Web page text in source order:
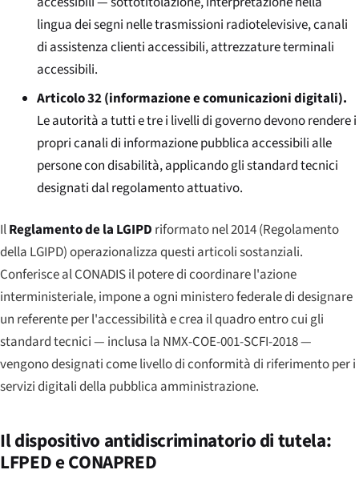
lingua dei segni nelle trasmissioni radiotelevisive, canali
di assistenza clienti accessibili, attrezzature terminali
accessibili.
Articolo 32 (informazione e comunicazioni digitali).
Le autorità a tutti e tre i livelli di governo devono rendere i
propri canali di informazione pubblica accessibili alle
persone con disabilità, applicando gli standard tecnici
designati dal regolamento attuativo.
IlReglamento de la LGIPD riformato nel 2014 (Regolamento
della LGIPD) operazionalizza questi articoli sostanziali.
Conferisce al CONADIS il potere di coordinare l'azione
interministeriale, impone a ogni ministero federale di designare
un referente per l'accessibilità e crea il quadro entro cui gli
standard tecnici — inclusa la NMX-COE-001-SCFI-2018 —
vengono designati come livello di conformità di riferimento per i
servizi digitali della pubblica amministrazione.
Il dispositivo antidiscriminatorio di tutela:
LFPED e CONAPRED